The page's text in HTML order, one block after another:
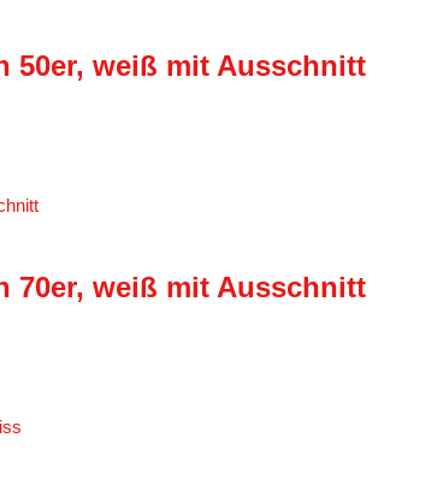
50er, weiß mit Ausschnitt
70er, weiß mit Ausschnitt